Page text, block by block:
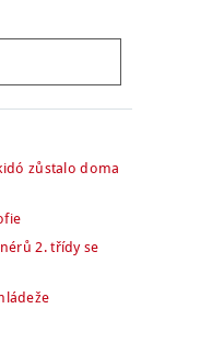
zůstalo doma
2. třídy se